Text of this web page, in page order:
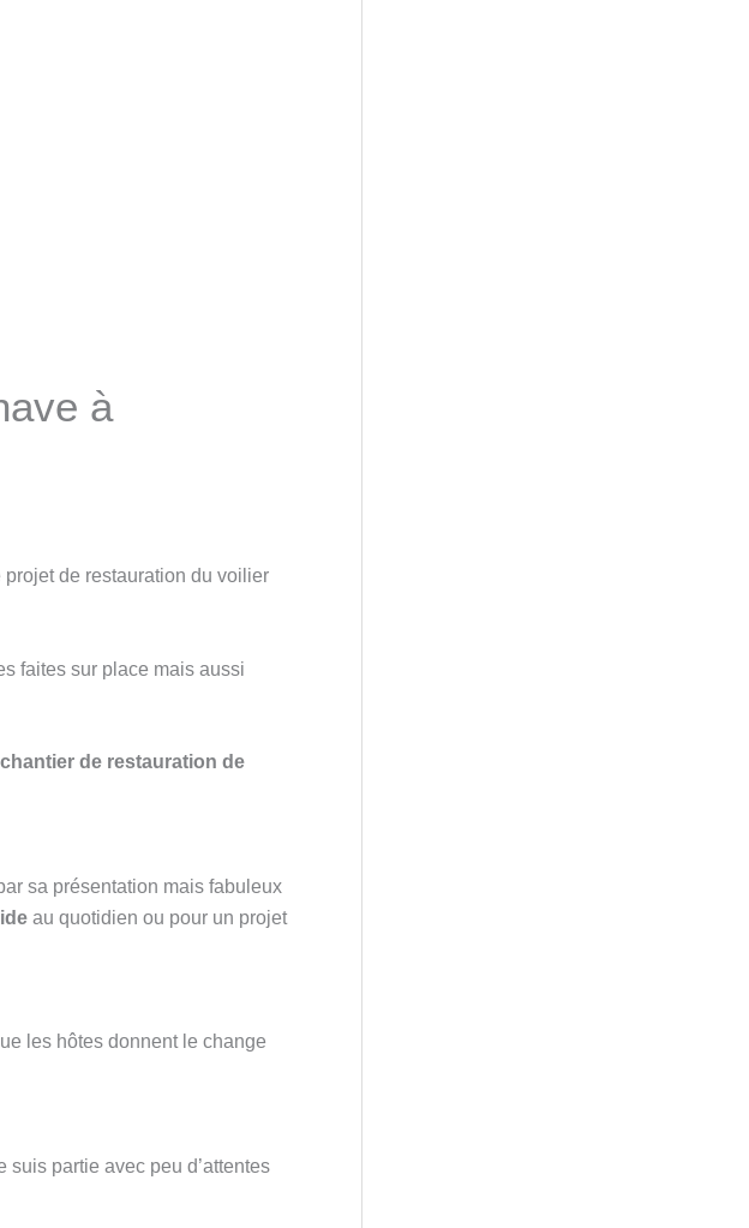
à
de restauration du voilier
faites sur place mais aussi
de restauration de
sa présentation mais fabuleux
au quotidien ou pour un projet
les hôtes donnent le change
partie avec peu d’attentes